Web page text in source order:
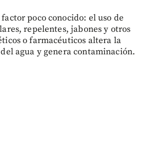
poco conocido: el uso de
repelentes, jabones y otros
o farmacéuticos altera la
agua y genera contaminación.